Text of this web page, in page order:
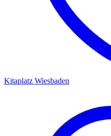
Kitaplatz Wiesbaden